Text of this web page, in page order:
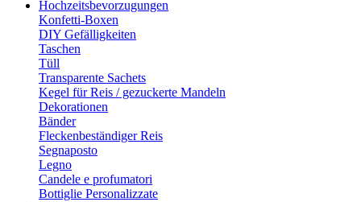
Hochzeitsbevorzugungen
Konfetti-Boxen
DIY Gefälligkeiten
Taschen
Tüll
Transparente Sachets
Kegel für Reis / gezuckerte Mandeln
Dekorationen
Bänder
Fleckenbeständiger Reis
Segnaposto
Legno
Candele e profumatori
Bottiglie Personalizzate